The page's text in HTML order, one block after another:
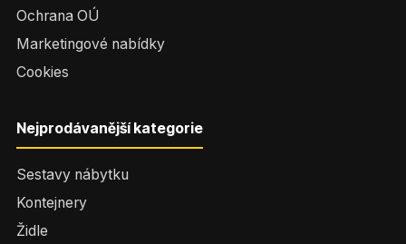
Ochrana OÚ
Marketingové nabídky
Cookies
Nejprodávanější kategorie
Sestavy nábytku
Kontejnery
Židle